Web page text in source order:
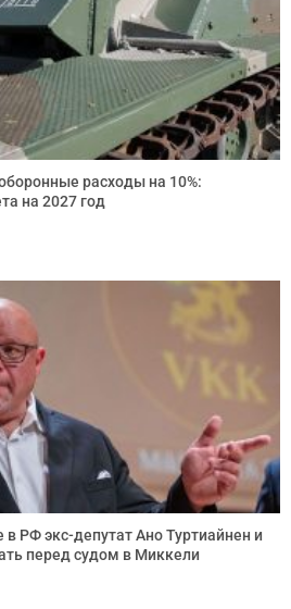
расходы на 10%:
на 2027 год
РФ экс-депутат Ано Туртиайнен и
перед судом в Миккели